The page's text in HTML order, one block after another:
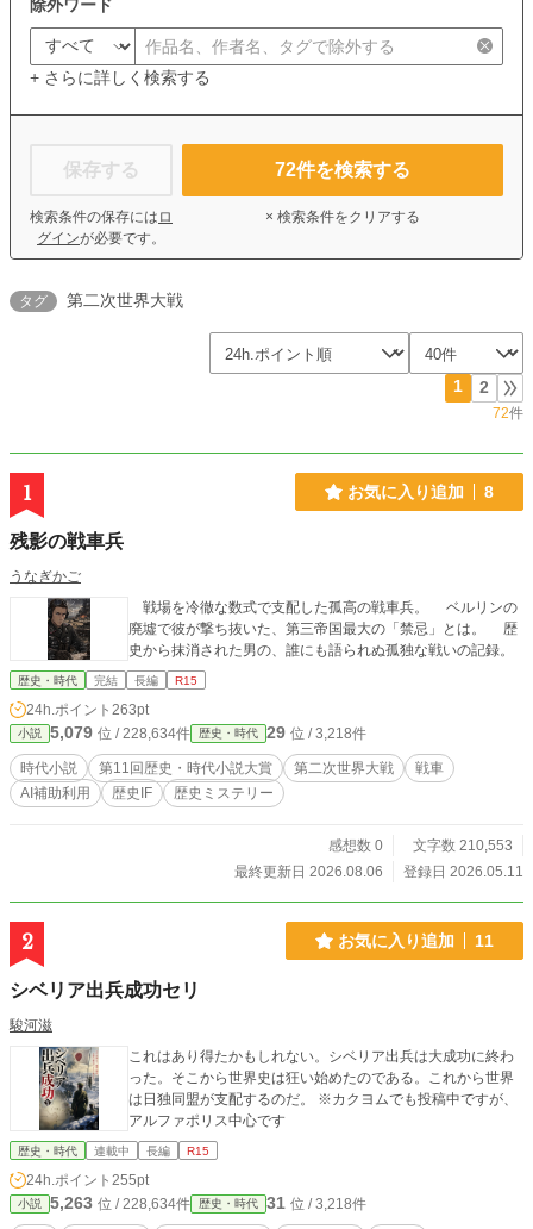
除外ワード
+ さらに詳しく検索する
保存する
検索条件の保存には ロ
グインが必要です。
72件を検索する
× 検索条件をクリアする
タグ 第二次世界大戦
1 2
72件
1 お気に入り追加 8
残影の戦車兵
うなぎかご
戦場を冷徹な数式で支配した孤高の戦車兵。 ベルリンの
廃墟で彼が撃ち抜いた、第三帝国最大の「禁忌」とは。 歴
史から抹消された男の、誰にも語られぬ孤独な戦いの記録。
歴史・時代 完結 長編 R15
24h.ポイント 263pt
小説 5,079 位 / 228,634件 歴史・時代 29 位 / 3,218件
時代小説 第11回歴史・時代小説大賞 第二次世界大戦
戦車
AI補助利用
歴史IF 歴史ミステリー
感想数 0
文字数 210,553
最終更新日 2026.08.06
登録日 2026.05.11
2 お気に入り追加 11
シベリア出兵成功セリ
駿河滋
これはあり得たかもしれない。シベリア出兵は大成功に終わ
った。そこから世界史は狂い始めたのである。これから世界
は日独同盟が支配するのだ。 ※カクヨムでも投稿中ですが、
アルファポリス中心です
歴史・時代 連載中 長編 R15
24h.ポイント 255pt
小説 5,263 位 / 228,634件 歴史・時代 31 位 / 3,218件